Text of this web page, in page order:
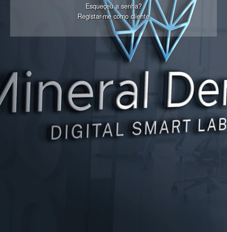
Esqueçeu a senha?
Registar-me como cliente